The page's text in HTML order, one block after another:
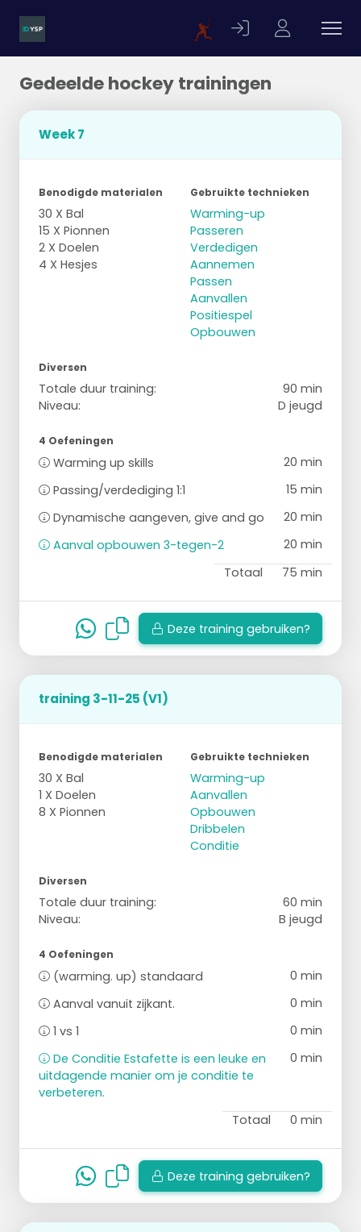
Gedeelde hockey trainingen
Week 7
Benodigde materialen
30 X Bal
15 X Pionnen
2 X Doelen
4 X Hesjes
Gebruikte technieken
Warming-up
Passeren
Verdedigen
Aannemen
Passen
Aanvallen
Positiespel
Opbouwen
Diversen
Totale duur training:
90 min
Niveau:
D jeugd
4 Oefeningen
Warming up skills
20 min
Passing/verdediging 1:1
15 min
Dynamische aangeven, give and go
20 min
Aanval opbouwen 3-tegen-2
20 min
Totaal
75 min
Deze training gebruiken?
training 3-11-25 (V1)
Benodigde materialen
30 X Bal
1 X Doelen
8 X Pionnen
Gebruikte technieken
Warming-up
Aanvallen
Opbouwen
Dribbelen
Conditie
Diversen
Totale duur training:
60 min
Niveau:
B jeugd
4 Oefeningen
(warming. up) standaard
0 min
Aanval vanuit zijkant.
0 min
1 vs 1
0 min
De Conditie Estafette is een leuke en
uitdagende manier om je conditie te
verbeteren.
0 min
Totaal 0 min
Deze training gebruiken?